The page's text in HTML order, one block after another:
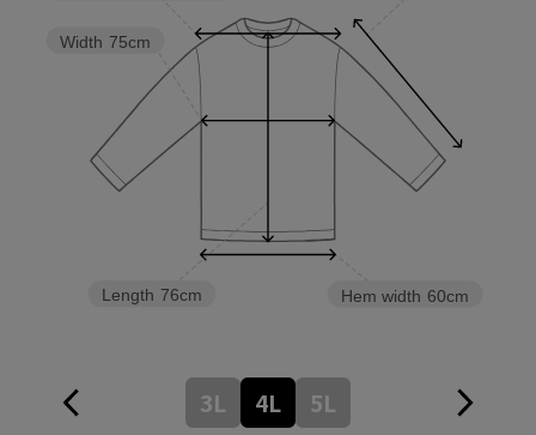
Hem width 60cm
Length 76cm
Width 75cm
3L 4L 5L